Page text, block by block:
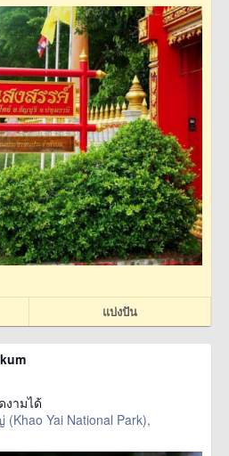
แบ่งปัน
งามได้
Yai National Park),